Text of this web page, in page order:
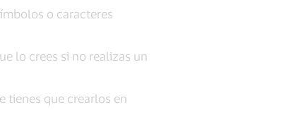
o caracteres
lo crees si no realizas un
tienes que crearlos en